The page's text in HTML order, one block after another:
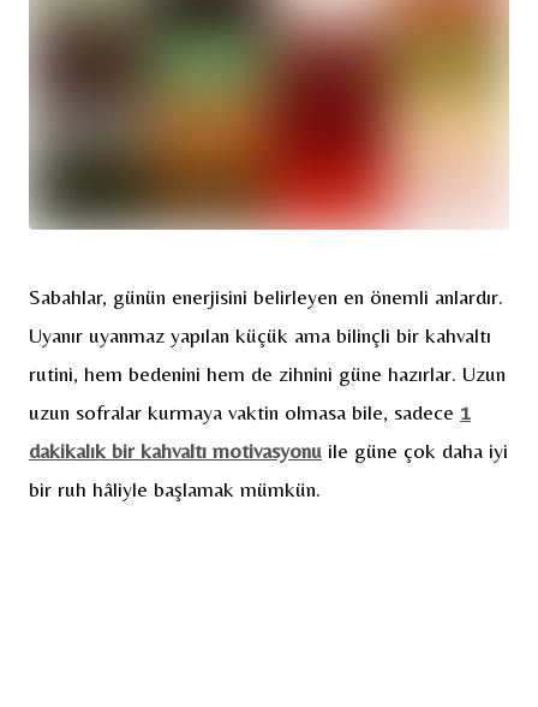
Sabahlar, günün enerjisini belirleyen en önemli anlardır.
Uyanır uyanmaz yapılan küçük ama bilinçli bir kahvaltı
rutini, hem bedenini hem de zihnini güne hazırlar. Uzun
uzun sofralar kurmaya vaktin olmasa bile, sadece 1
dakikalık bir kahvaltı motivasyonu ile güne çok daha iyi
bir ruh hâliyle başlamak mümkün.